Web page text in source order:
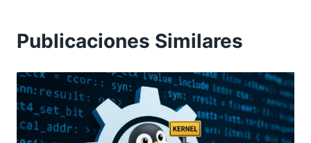
Publicaciones Similares